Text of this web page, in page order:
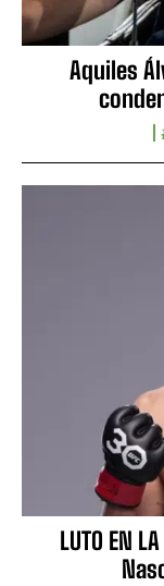
Aquiles
LUTO EN